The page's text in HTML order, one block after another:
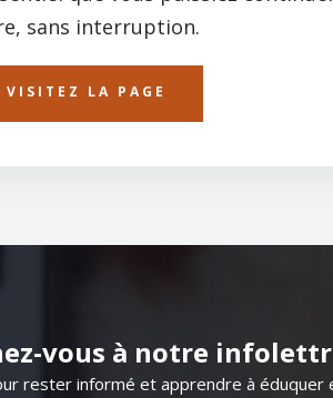
sans interruption.
VISITEZ LA PAGE
vous à notre
rester informé et apprendre à éduquer